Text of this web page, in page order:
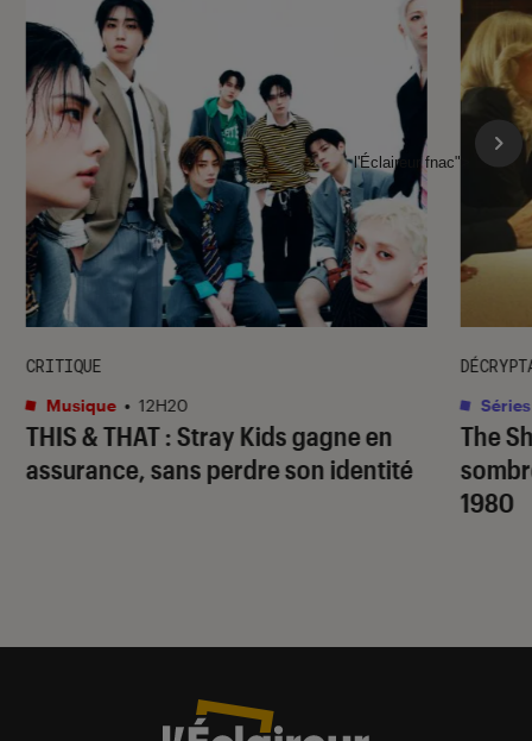
THIS & THAT: Stray Kids gagne en
assurance, sans perdre son identité
CRITIQUE
Musique • 12H20
The
1980
Séries
l'Éclaireur fnac">